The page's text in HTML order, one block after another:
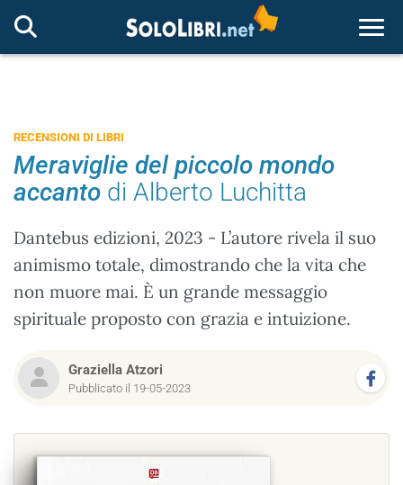
RECENSIONI DI LIBRI
Meraviglie del piccolo mondo
accanto di Alberto Luchitta
Dantebus edizioni, 2023 - L’autore rivela il suo
animismo totale, dimostrando che la vita che
non muore mai. È un grande messaggio
spirituale proposto con grazia e intuizione.
Graziella Atzori
Pubblicato il 19-05-2023